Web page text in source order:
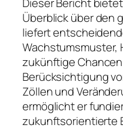
Überblick über den
liefert
Wachstumsmuster,
zukünftige
Berücksichtigung
Zöllen und
ermöglicht er
zukunftsorientierte